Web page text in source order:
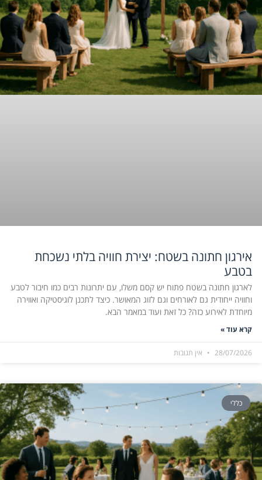
אירגון חתונה בשטח: יצירת חוויה בלתי נשכחת
בטבע
לארגון חתונה בשטח פתוח יש קסם משלו, עם יתרונות רבים כמו חיבור לטבע
וחוויה ייחודית גם לאורחים וגם לזוג המאושר. כיצד לתכנן לוגיסטיקה ואווירה
מיוחדת לאירוע כזה? כל זאת ועוד במאמר הבא.
קרא עוד »
28/07/2026 אין תגובות
כללי